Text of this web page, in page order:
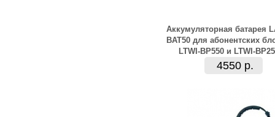
Аккумуляторная батарея
BAT50 для абонентских
LTWI-BP550 и LTWI-
4550 р.